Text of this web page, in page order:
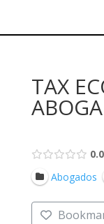
TAX
Abogados